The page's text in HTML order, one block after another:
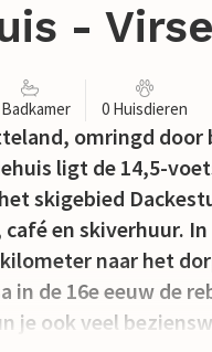
-
Badkamer 0 Huisdieren
omringd door
ligt de 14,5-
skigebied
en skiverhuur.
naar het
in de 16e eeuw de
je ook veel